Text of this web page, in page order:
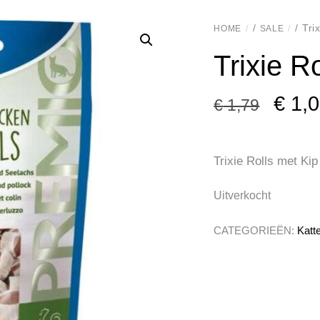
HOME / SALE /
Trixie
€1,79
€
€
Trixie Rolls met
Uitverkocht
CATEGORIEËN: